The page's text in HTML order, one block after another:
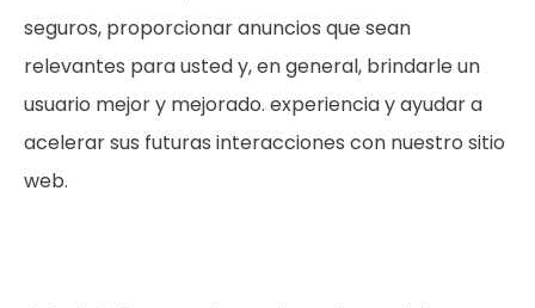
seguros, proporcionar anuncios que sean
relevantes para usted y, en general, brindarle un
usuario mejor y mejorado. experiencia y ayudar a
acelerar sus futuras interacciones con nuestro sitio
web.